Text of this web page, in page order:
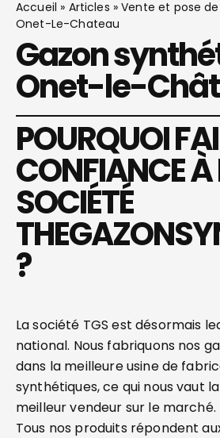
Accueil » Articles »Vente et pose
Onet-Le-Chateau
Gazon
Onet-le-
POURQUOI
CONFIANCE À
SOCIÉTÉ
?
La société TGS est désormais
national. Nous fabriquons nos
dans la meilleure usine de
synthétiques, ce qui nous vaut
meilleur vendeur sur le marché.
Tous nos produits répondent